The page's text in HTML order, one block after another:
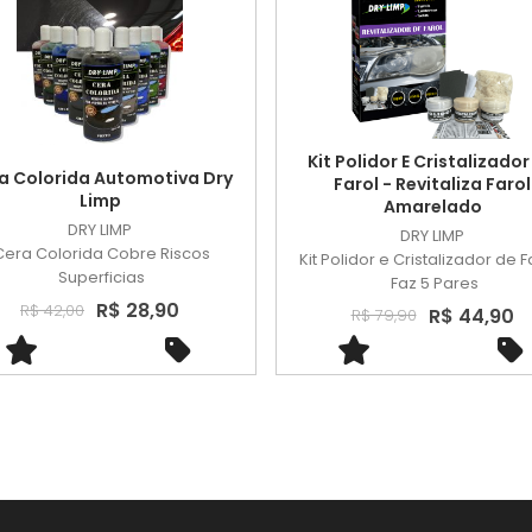
Colorida Automotiva Dry
Limp
DRY LIMP
Colorida Cobre Riscos
Superficias
R$ 42,00 R$ 28,90
Kit Polidor E Cristalizador
Farol - Revitaliza Farol
Amarelado
DRY LIMP
Kit Polidor e Cristalizador de
Faz 5 Pares
R$ 79,90
R$ 44,90